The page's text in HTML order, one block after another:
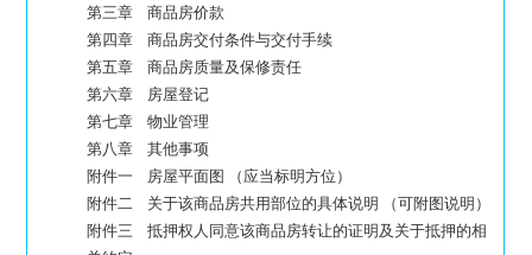
第三章 商品房价款
第四章 商品房交付条件与交付手续
第五章 商品房质量及保修责任
第六章 房屋登记
第七章 物业管理
第八章 其他事项
附件一 房屋平面图 （应当标明方位）
附件二 关于该商品房共用部位的具体说明 （可附图说明）
附件三 抵押权人同意该商品房转让的证明及关于抵押的相